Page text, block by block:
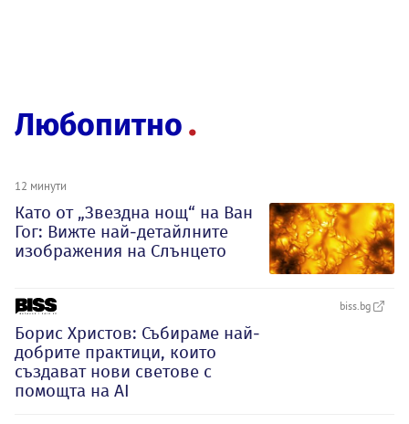
Любопитно
12 минути
Като от „Звездна нощ“ на Ван
Гог: Вижте най-детайлните
изображения на Слънцето
biss.bg
Борис Христов: Събираме най-
добрите практици, които
създават нови светове с
помощта на AI